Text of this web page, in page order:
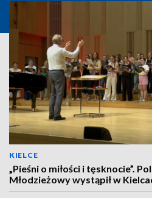
KIELCE
„Pieśni o miłości i tęsknocie”.
Młodzieżowy wystąpił w